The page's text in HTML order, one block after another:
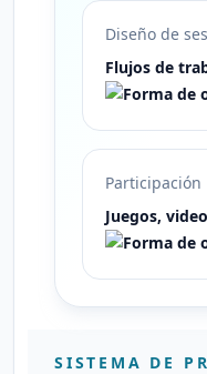
Diseño de
Flujos de
Participación
Juegos,
SISTEMA DE